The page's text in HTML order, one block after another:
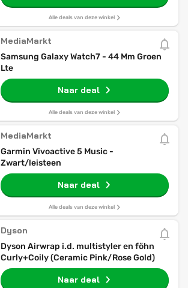
Alle deals van deze winkel
MediaMarkt
Samsung Galaxy Watch7 - 44 Mm Groen
Lte
Naar deal
Alle deals van deze winkel
MediaMarkt
Garmin Vivoactive 5 Music -
Zwart/leisteen
Naar deal
Alle deals van deze winkel
Dyson
Dyson Airwrap i.d. multistyler en föhn
Curly+Coily (Ceramic Pink/Rose Gold)
Naar deal